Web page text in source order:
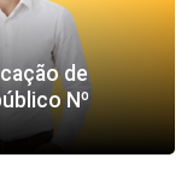
de
Nº